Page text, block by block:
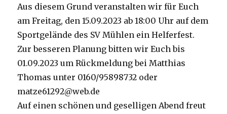
Aus diesem Grund veranstalten wir für Euch
am Freitag, den 15.09.2023 ab 18:00 Uhr auf dem
Sportgelände des SV Mühlen ein Helferfest.
Zur besseren Planung bitten wir Euch bis
01.09.2023 um Rückmeldung bei Matthias
Thomas unter 0160/95898732 oder
matze61292@web.de
Auf einen schönen und geselligen Abend freut